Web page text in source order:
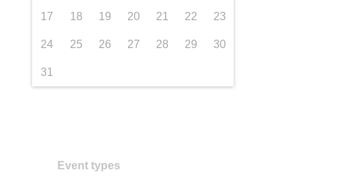
17 18 19 20 21 22 23
24 25 26 27 28 29 30
31
Event types